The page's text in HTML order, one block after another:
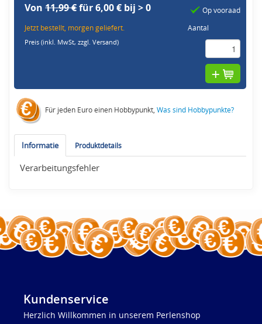
Von11,99 €für 6,00 € bij > 0
Jetzt bestellt, morgen geliefert.
Preis (inkl. MwSt,zzgl. Versand)
Op vooraad
Aantal
Für jeden Euro einen Hobbypunkt,Was sind Hobbypunkte?
Informatie Produktdetails
Verarbeitungsfehler
Kundenservice
Herzlich Willkommen in unserem Perlenshop